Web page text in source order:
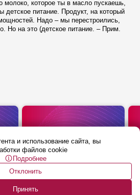
которое ты в масло пускаешь,
детское питание. Продукт, на который
Надо – мы перестроились,
Но на это (детское питание. – Прим.
и использование сайта, вы
файлов cookie
Подробнее
Отклонить
Принять